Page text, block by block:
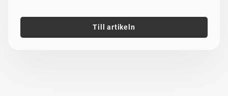
Till artikeln